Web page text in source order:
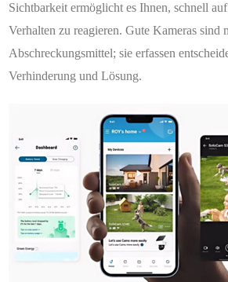
Sichtbarkeit ermöglicht es Ihnen, schnell
Verhalten zu reagieren. Gute Kameras sind
Abschreckungsmittel; sie erfassen
Verhinderung und Lösung.